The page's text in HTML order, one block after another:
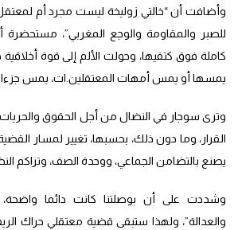
وأضافت أن “خالتي زوليخة ليست مجرد أم
للصبر والمقاومة والوجع المغربي”،
كاملة فوق كتفيها، وحولت الألم إلى قوة
يمسها أو يمس أمهات المعتقلين.ات، يمس جزءا
وترى سوجار في النضال من أجل الحقوق
القرار، وما دون ذلك، بحسبها، تغيير لمسار
يصنع بالتضامن الجماعي، ووحدة الصف، وتراكم
وشددت على أن بوصلتنا كانت دائما واضحة،
والعدالة”، ولهذا ستبقى قضية معتقلي حراك